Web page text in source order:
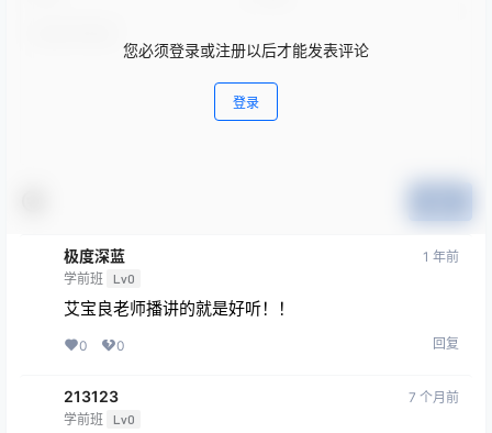
您必须登录或注册以后才能发表评论
登录
极度深蓝
学前班 Lv0
1 年前
艾宝良老师播讲的就是好听！！
0 0 回复
213123
学前班 Lv0
7 个月前